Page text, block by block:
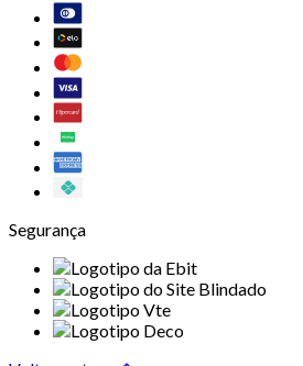
Segurança